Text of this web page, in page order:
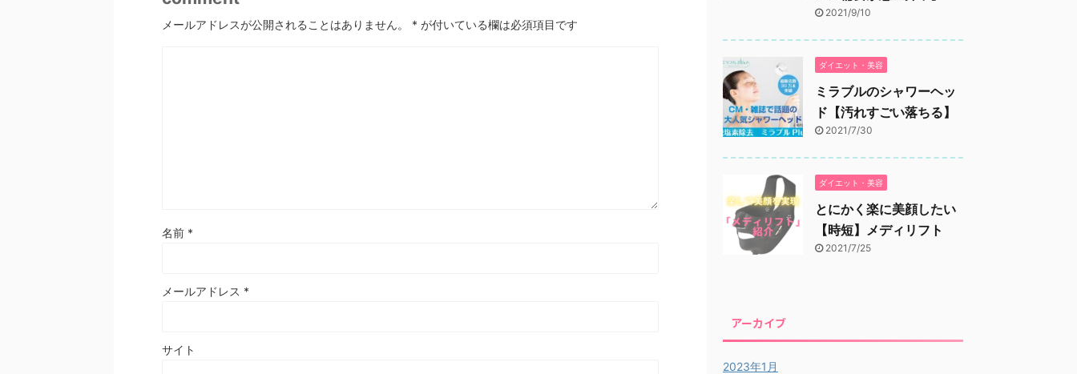
メールアドレスが公開されることはありません。 * が付いている欄は必須項目です
名前 *
メールアドレス *
サイト
2021/9/10
ダイエット・美容
ミラブルのシャワーヘッ
ド【汚れすごい落ちる】
2021/7/30
ダイエット・美容
とにかく楽に美顔したい
【時短】メディリフト
2021/7/25
アーカイブ
2023年1月